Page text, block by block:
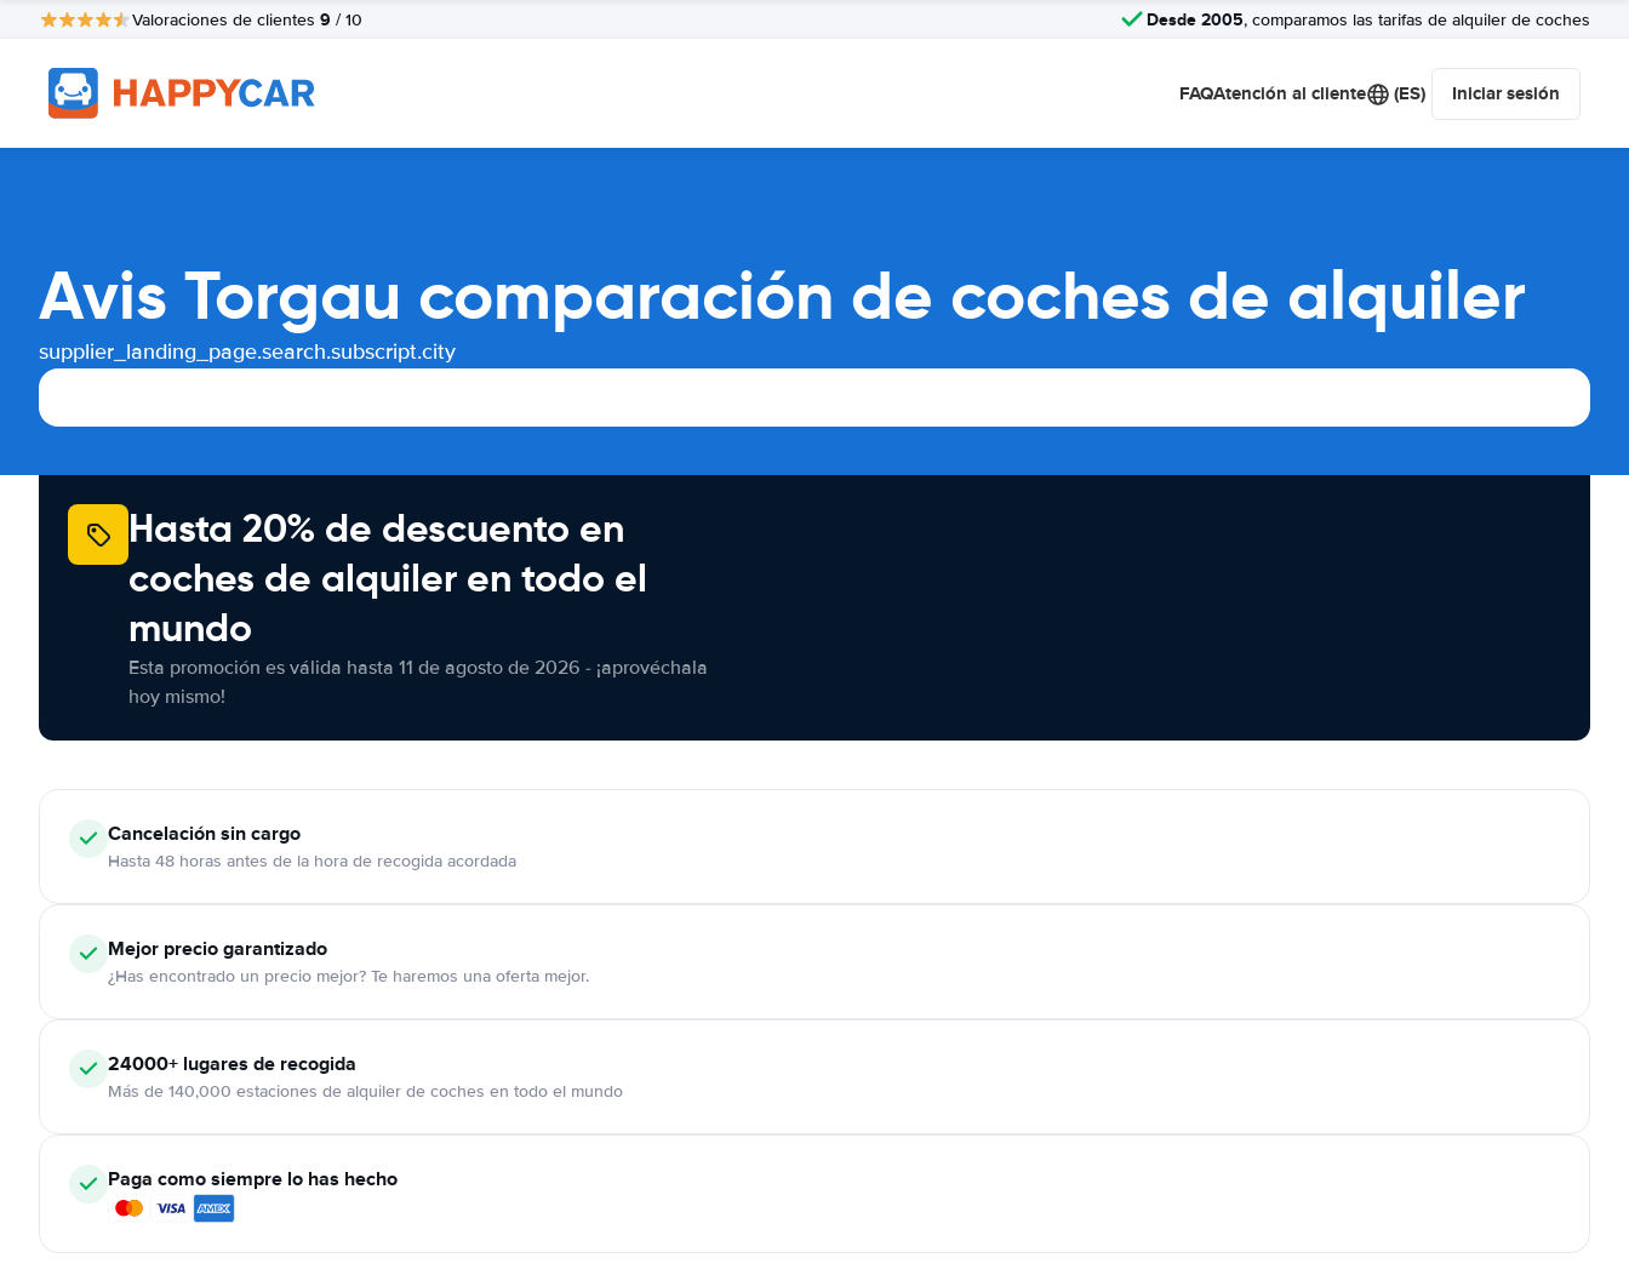
Valoraciones de clientes 9 / 10 Desde 2005, comparamos las tarifas de alquiler de coches
FAQAtención al cliente (ES) Iniciar sesión
Avis Torgau comparación de coches de alquiler
supplier_landing_page.search.subscript.city
Hasta 20% de descuento en
coches de alquiler en todo el
mundo
Esta promoción es válida hasta 11 de agosto de 2026 - ¡aprovéchala
hoy mismo!
Cancelaciónsin cargo
Hasta 48 horas antes de la hora de recogida acordada
Mejor precio garantizado
¿Has encontrado un precio mejor? Te haremos una oferta mejor.
24000+ lugares de recogida
Más de 140,000 estaciones de alquiler de coches en todo el mundo
Paga como siempre lo has hecho